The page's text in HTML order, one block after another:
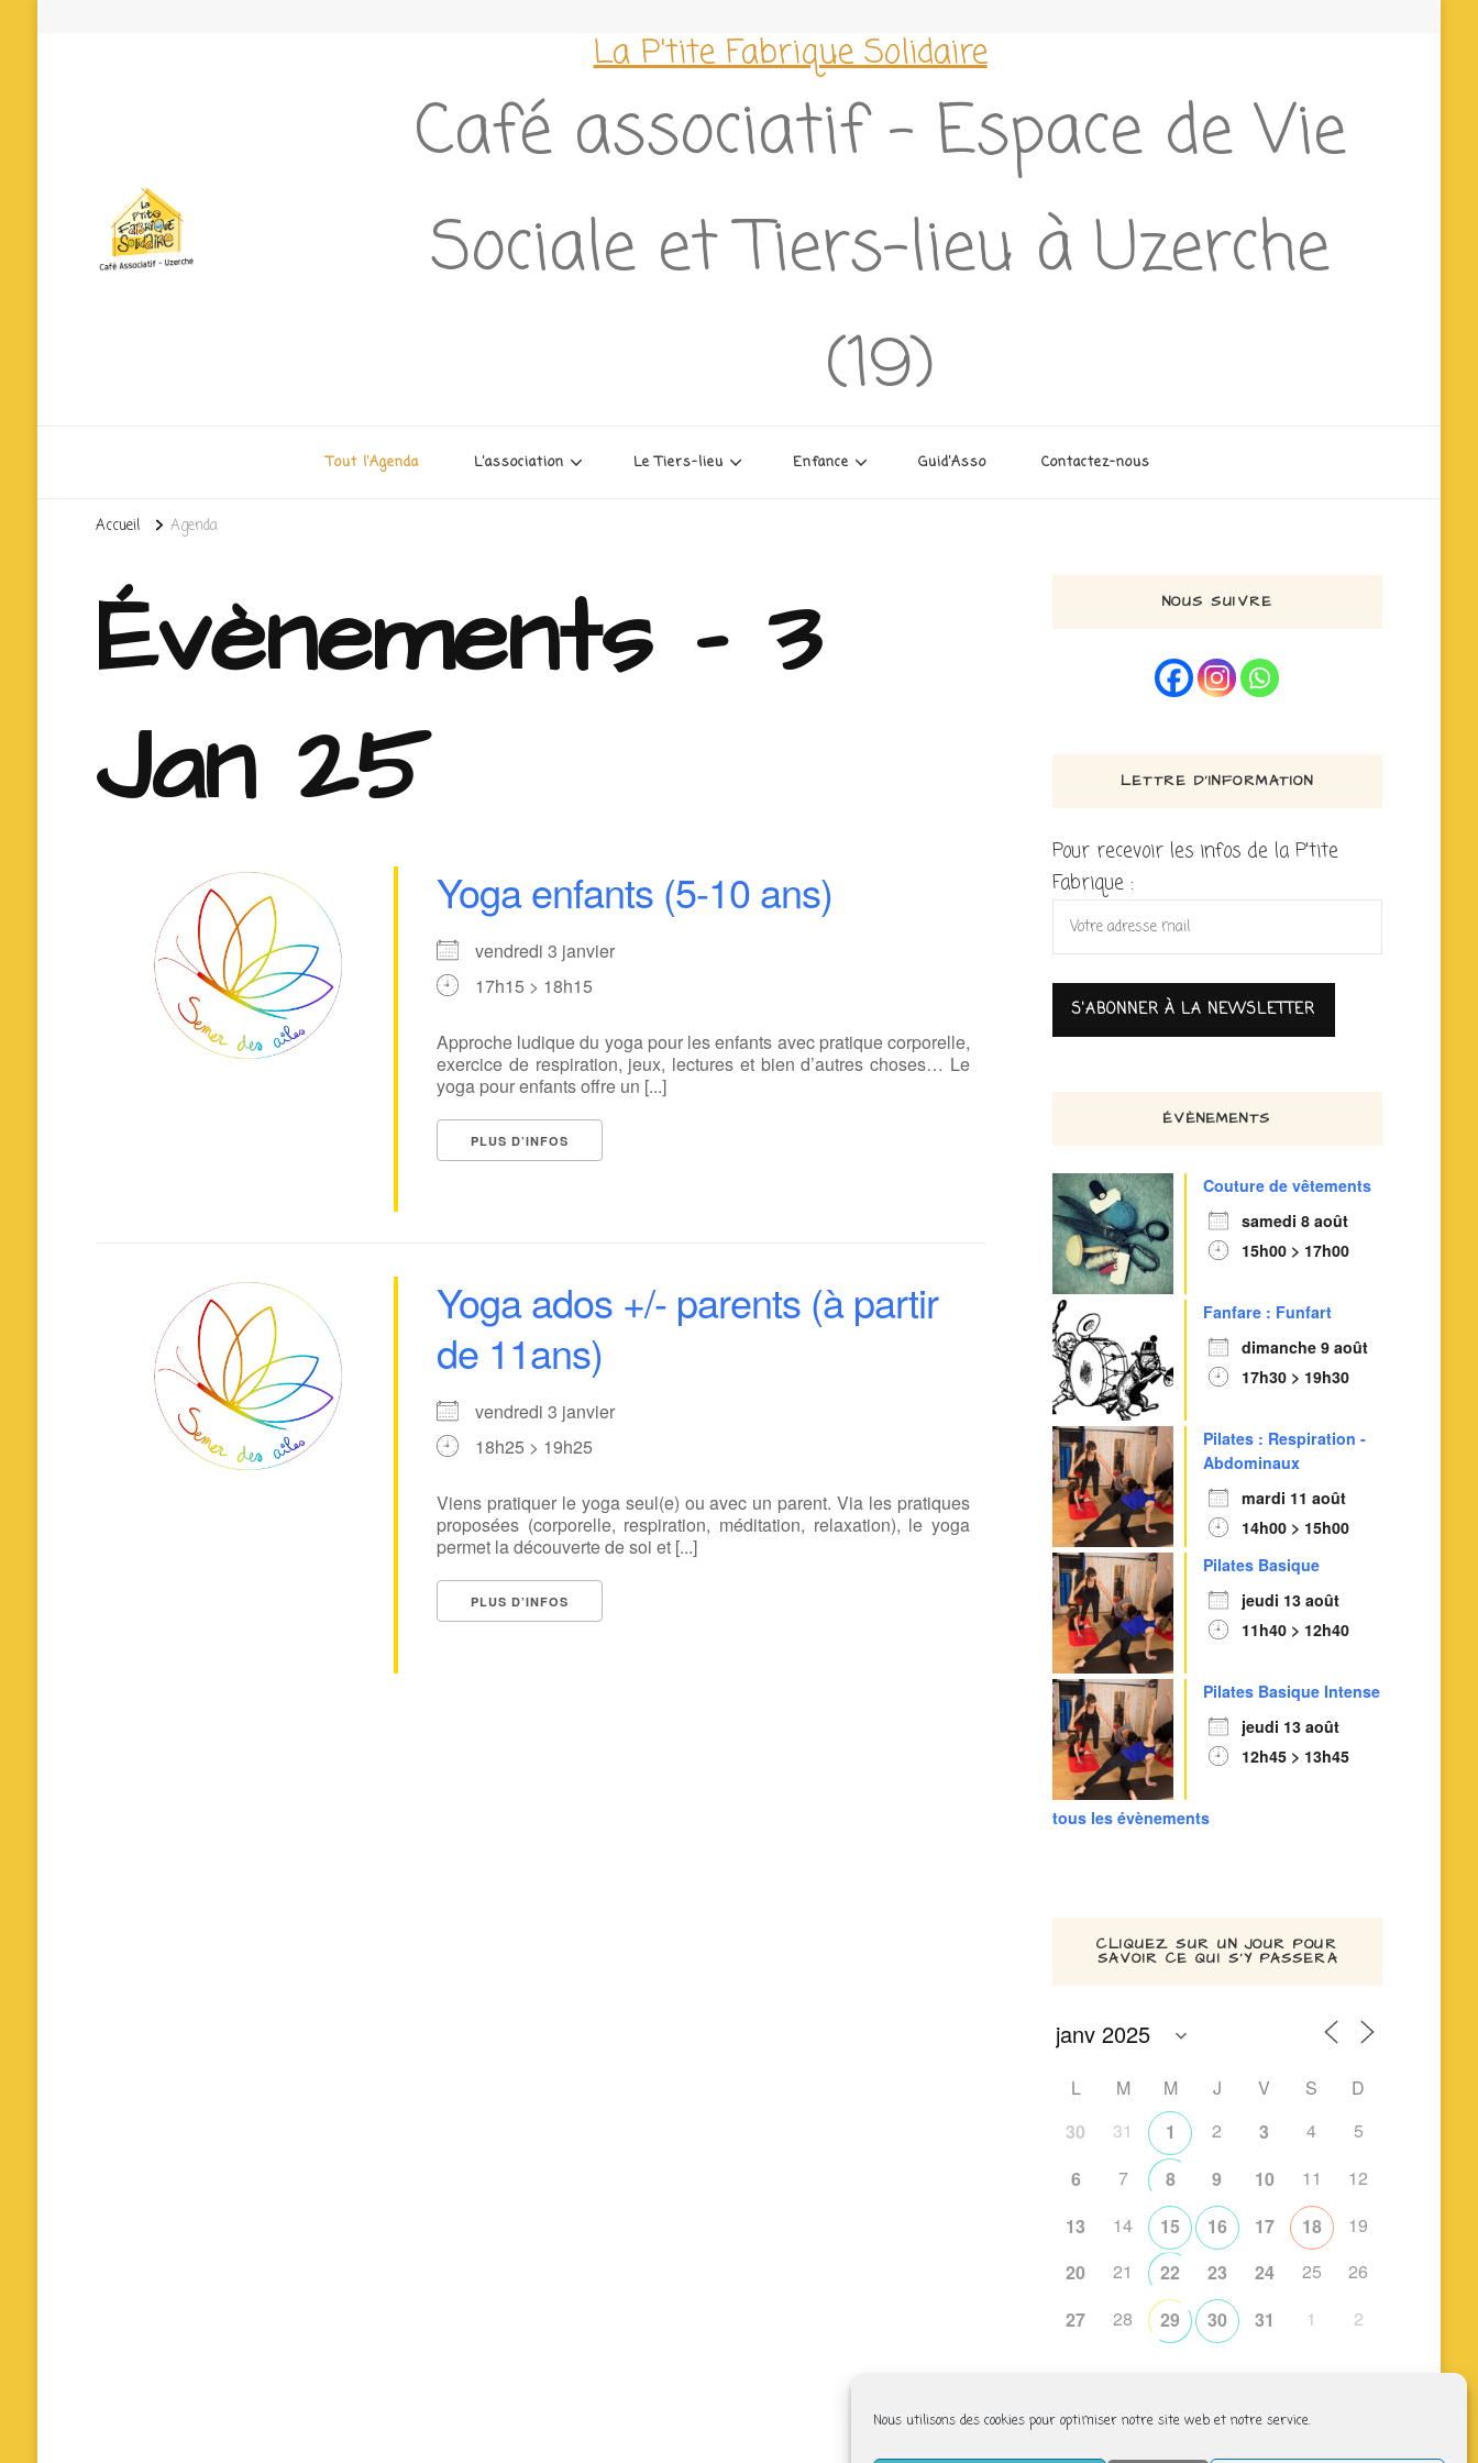
Nous utilisons des cookies pour optimiser notre site web et notre service.
La P'tite Fabrique Solidaire
Café associatif – Espace de Vie
Sociale et Tiers-lieu à Uzerche
(19)
Tout l’Agenda L’association Le Tiers-lieu Enfance Guid’Asso Contactez-nous
Accueil Agenda
Évènements - 3
Jan 25
Yoga enfants (5-10 ans)
vendredi 3 janvier
17h15 > 18h15
Approche ludique du yoga pour les enfants avec pratique corporelle,
exercice de respiration, jeux, lectures et bien d’autres choses… Le
yoga pour enfants offre un [...]
PLUS D’INFOS
Yoga ados +/- parents (à partir
de 11ans)
vendredi 3 janvier
18h25 > 19h25
Viens pratiquer le yoga seul(e) ou avec un parent. Via les pratiques
proposées (corporelle, respiration, méditation, relaxation), le yoga
permet la découverte de soi et [...]
PLUS D’INFOS
NOUS SUIVRE
LETTRE D’INFORMATION
Pour recevoir les infos de la P'tite
Fabrique :
ÉVÈNEMENTS
Couture de vêtements
samedi 8 août
15h00 > 17h00
Fanfare : Funfart
dimanche 9 août
17h30 > 19h30
Pilates : Respiration -
Abdominaux
mardi 11 août
14h00 > 15h00
Pilates Basique
jeudi 13 août
11h40 > 12h40
Pilates Basique Intense
jeudi 13 août
12h45 > 13h45
tous les évènements
CLIQUEZ SUR UN JOUR POUR
SAVOIR CE QUI S’Y PASSERA
L M M J V S
D
30
31 1 2 3 4
5
6
7 8 9 10 11
12
13
14 15 16 17 18
19
20
21 22 23 24 25
26
27
28 29 30 31 1 2